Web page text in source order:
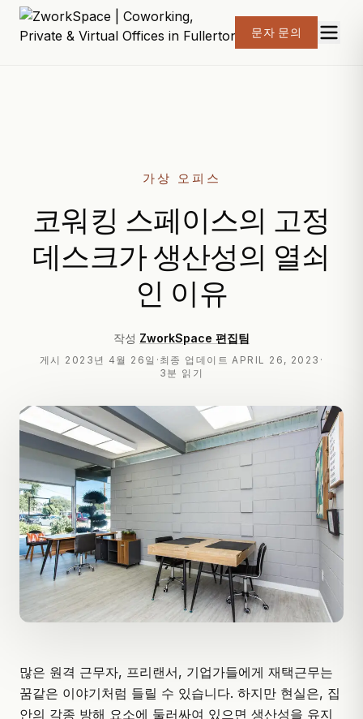
문자 문의
가상 오피스
코워킹 스페이스의 고정
데스크가 생산성의 열쇠
인 이유
작성 ZworkSpace 편집팀
게시 2023년 4월 26일 · 최종 업데이트APRIL 26, 2023 ·
3분 읽기
많은 원격 근무자, 프리랜서, 기업가들에게 재택근무는
꿈같은 이야기처럼 들릴 수 있습니다. 하지만 현실은, 집
안의 각종 방해 요소에 둘러싸여 있으면 생산성을 유지